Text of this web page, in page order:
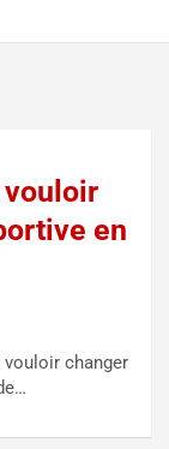
vouloir
en
changer